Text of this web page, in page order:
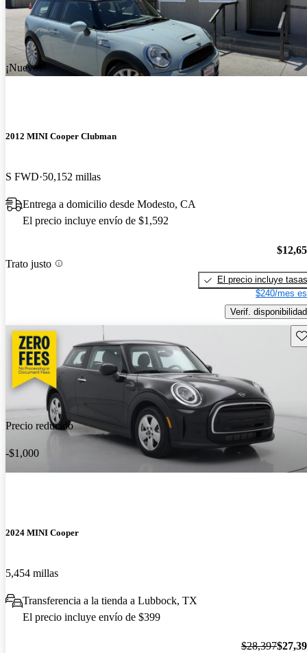
¡Nuevo!
2012 MINI Cooper Clubman
S FWD 50,152 millas
Entrega a domicilio desde Modesto, CA
El precio incluye envío de $1,592
Trato justo
El precio incluye tasas
$240/mes
Verif. disponibilidad
Precio reducido
-$1,000
2024 MINI Cooper
5,454 millas
Transferencia a la tienda a Lubbock, TX
El precio incluye envío de $399
$28,397